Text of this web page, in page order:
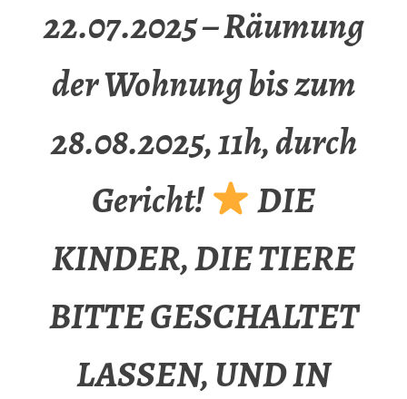
22.07.2025 – Räumung
der Wohnung bis zum
28.08.2025, 11h, durch
Gericht!
DIE
KINDER, DIE TIERE
BITTE GESCHALTET
LASSEN, UND IN